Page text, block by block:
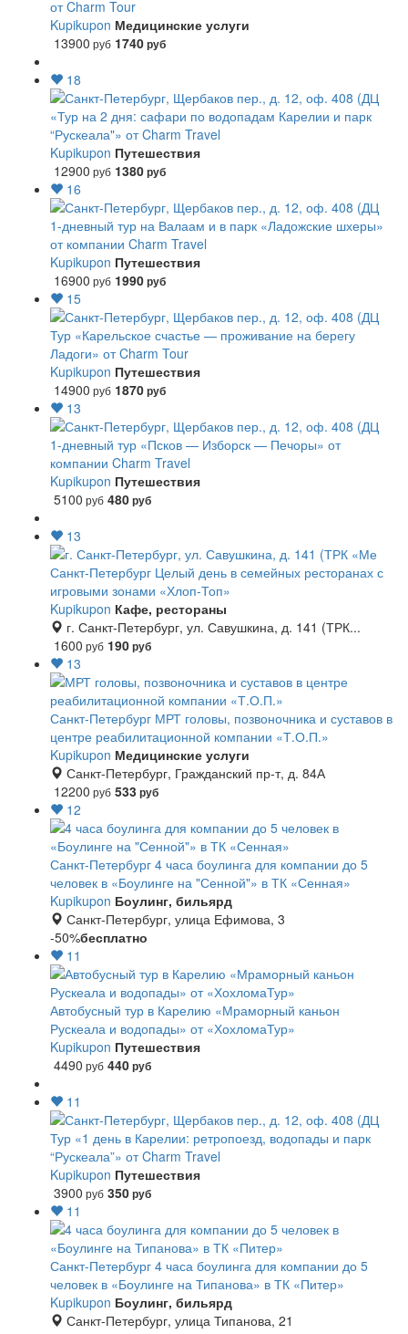
от Charm Tour
Kupikupon Медицинские услуги
13900 руб 1740руб
18
«Тур на 2 дня: сафари по водопадам Карелии и парк
“Рускеала"» от Charm Travel
Kupikupon Путешествия
12900 руб 1380руб
16
1-дневный тур на Валаам и в парк «Ладожские шхеры»
от компании Charm Travel
Kupikupon Путешествия
16900 руб 1990руб
15
Тур «Карельское счастье — проживание на берегу
Ладоги» от Charm Tour
Kupikupon Путешествия
14900 руб 1870руб
13
1-дневный тур «Псков — Изборск — Печоры» от
компании Charm Travel
Kupikupon Путешествия
5100 руб 480руб
13
Санкт-Петербург Целый день в семейных ресторанах с
игровыми зонами «Хлоп-Топ»
Kupikupon Кафе, рестораны
г. Санкт-Петербург, ул. Савушкина, д. 141 (ТРК...
1600 руб 190руб
13
Санкт-Петербург МРТ головы, позвоночника и суставов в
центре реабилитационной компании «Т.О.П.»
Kupikupon Медицинские услуги
Санкт-Петербург, Гражданский пр-т, д. 84А
12200 руб 533руб
12
Санкт-Петербург 4 часа боулинга для компании до 5
человек в «Боулинге на "Сенной"» в ТК «Сенная»
Kupikupon Боулинг, бильярд
Санкт-Петербург, улица Ефимова, 3
-50%бесплатно
11
Автобусный тур в Карелию «Мраморный каньон
Рускеала и водопады» от «ХохломаТур»
Kupikupon Путешествия
4490 руб 440руб
11
Тур «1 день в Карелии: ретропоезд, водопады и парк
“Рускеала”» от Charm Travel
Kupikupon Путешествия
3900 руб 350руб
11
Санкт-Петербург 4 часа боулинга для компании до 5
человек в «Боулинге на Типанова» в ТК «Питер»
Kupikupon Боулинг, бильярд
Санкт-Петербург, улица Типанова, 21